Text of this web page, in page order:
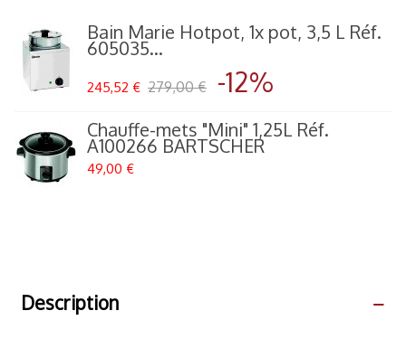
Bain Marie Hotpot, 1x pot, 3,5 L Réf.
605035...
245,52 € 279,00 € -12%
Chauffe-mets "Mini" 1,25L Réf.
A100266 BARTSCHER
49,00 €
Description